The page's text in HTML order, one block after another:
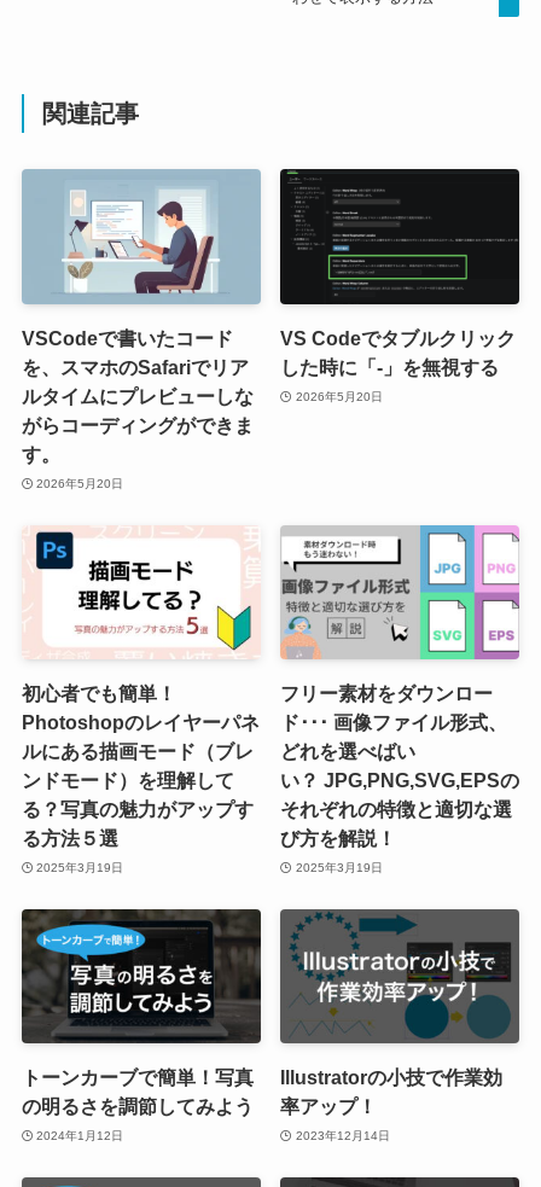
関連記事
VSCodeで書いたコード
を、スマホのSafariでリア
ルタイムにプレビューしな
がらコーディングができま
す。
2026年5月20日
VS Codeでタブルクリック
した時に「-」を無視する
2026年5月20日
初心者でも簡単！
Photoshopのレイヤーパネ
ルにある描画モード（ブレ
ンドモード）を理解して
る？写真の魅力がアップす
る方法５選
2025年3月19日
フリー素材をダウンロー
ド･･･ 画像ファイル形式、
どれを選べばい
い？ JPG,PNG,SVG,EPSの
それぞれの特徴と適切な選
び方を解説！
2025年3月19日
トーンカーブで簡単！写真
の明るさを調節してみよう
2024年1月12日
Illustratorの小技で作業効
率アップ！
2023年12月14日